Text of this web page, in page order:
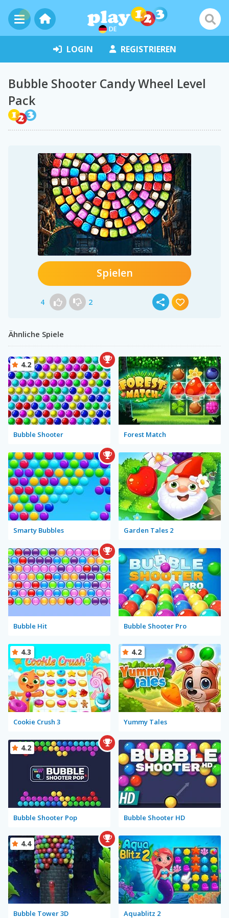
DE
LOGIN REGISTRIEREN
Bubble Shooter Candy Wheel Level
Pack
Spielen
4 2
Ähnliche Spiele
Bubble Shooter
4.2
Forest Match
Smarty Bubbles Garden Tales 2
Bubble Hit Bubble Shooter Pro
Cookie Crush 3
4.3
Yummy Tales
4.2
Bubble Shooter Pop
4.2
Bubble Shooter HD
Bubble Tower 3D
4.4
Aquablitz 2